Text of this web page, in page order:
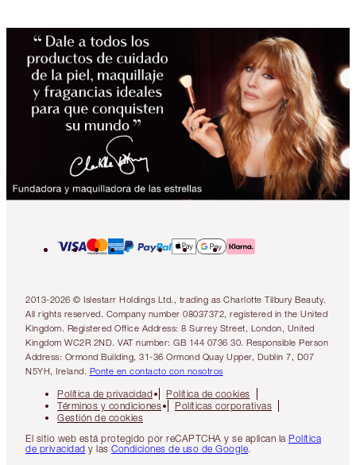
2013-2026 © Islestarr Holdings Ltd., trading as Charlotte Tilbury Beauty.
All rights reserved. Company number 08037372, registered in the United
Kingdom. Registered Office Address: 8 Surrey Street, London, United
Kingdom WC2R 2ND. VAT number: GB 144 0736 30. Responsible Person
Address: Ormond Building, 31-36 Ormond Quay Upper, Dublin 7, D07
N5YH, Ireland. Ponte en contacto con nosotros
Política de privacidad
Política de cookies
Términos y condiciones
Políticas corporativas
Gestión de cookies
El sitio web está protegido por reCAPTCHA y se aplican la Política
de privacidad y las Condiciones de uso de Google.